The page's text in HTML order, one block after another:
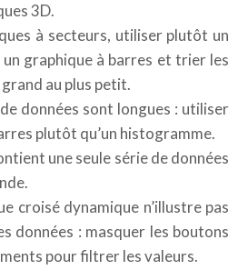
3D.
à secteurs, utiliser plutôt un
graphique à barres et trier les
au plus petit.
données sont longues : utiliser
plutôt qu’un histogramme.
une seule série de données
croisé dynamique n’illustre pas
données : masquer les boutons
pour filtrer les valeurs.